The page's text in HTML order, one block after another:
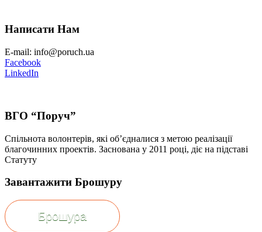
Написати Нам
E-mail: info@poruch.ua
Facebook
LinkedIn
ВГО “Поруч”
Спільнота волонтерів, які об’єдналися з метою реалізації
благочинних проектів. Заснована у 2011 році, діє на підставі
Статуту
Завантажити Брошуру
Брошура